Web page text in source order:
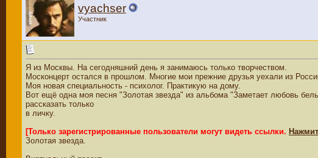
vyachser
Участник
Я из Москвы. На сегодняшний день я занимаюсь только творчеством.
Москонцерт остался в прошлом. Многие мои прежние друзья уехали из
Моя новая специальность - психолог. Практикую на дому.
Вот ещё одна моя песня "Золотая звезда" из альбома "Заметает любовь
рассказать только
в личку.
[Только зарегистрированные пользователи могут видеть ссылки.
Золотая звезда.